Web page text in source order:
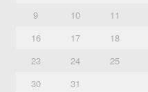
9
10 11
16
17 18
23
24 25
30
31